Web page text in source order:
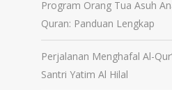
Program Orang Tua Asuh
Quran: Panduan Lengkap
Perjalanan Menghafal Al-
Santri Yatim Al Hilal